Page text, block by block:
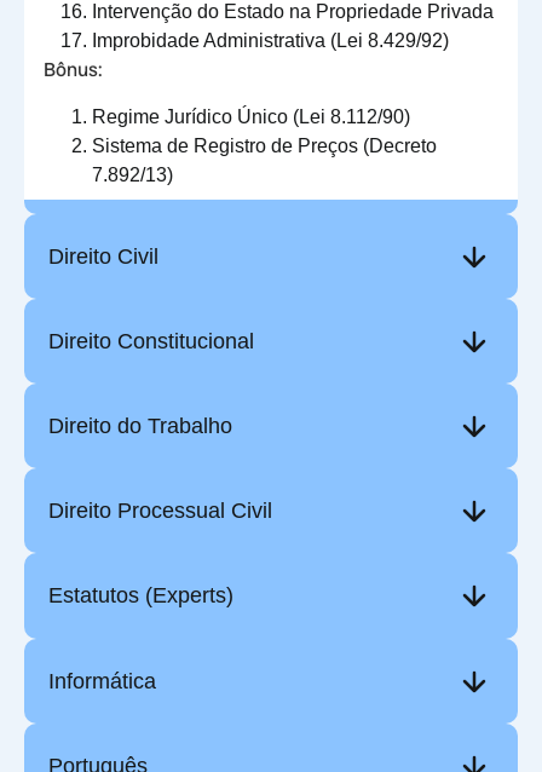
Intervenção do Estado na Propriedade Privada
Improbidade Administrativa (Lei 8.429/92)
Bônus:
Regime Jurídico Único (Lei 8.112/90)
Sistema de Registro de Preços (Decreto
7.892/13)
Direito Civil
Direito Constitucional
Direito do Trabalho
Direito Processual Civil
Estatutos (Experts)
Informática
Português